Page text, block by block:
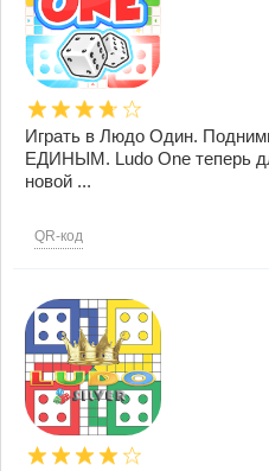
Играть в Людо Один.
ЕДИНЫМ. Ludo One теперь
новой ...
QR-код